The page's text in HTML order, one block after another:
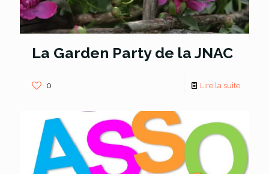
La Garden Party de la JNAC
0 Lire la suite